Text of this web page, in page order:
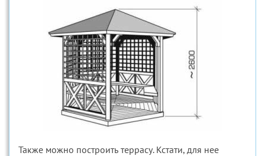
Также можно построить террасу. Кстати, для нее